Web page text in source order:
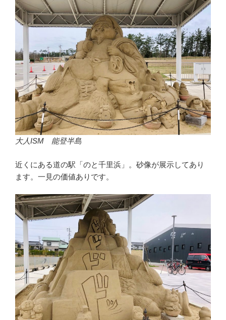
大人ISM 能登半島
近くにある道の駅「のと千里浜」。砂像が展示してあり
ます。一見の価値ありです。